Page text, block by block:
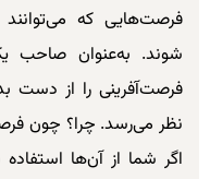
فرصت‌هایی که
شوند. به‌عنوان صاحب
نظر می‌رسد. چرا؟ چون
اگر شما از آن‌ها استفاده